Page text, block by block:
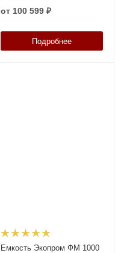
от 100 599 ₽
Подробнее
Емкость Экопром ФМ 1000